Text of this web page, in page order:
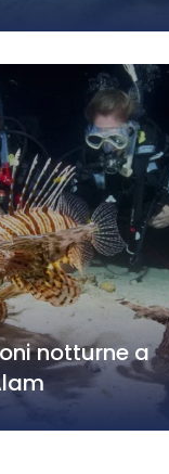
notturne a